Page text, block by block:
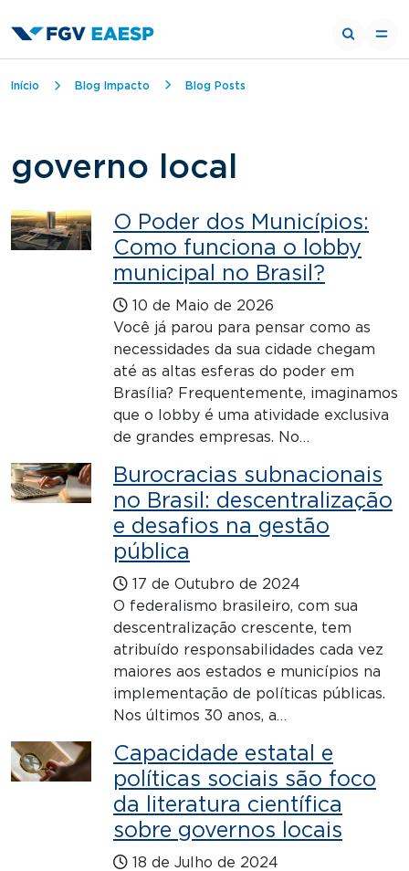
Trilha de navegação
Início Blog Impacto Blog Posts
governo local
O Poder dos Municípios:
Como funciona o lobby
municipal no Brasil?
10 de Maio de 2026
Você já parou para pensar como as
necessidades da sua cidade chegam
até as altas esferas do poder em
Brasília? Frequentemente, imaginamos
que o lobby é uma atividade exclusiva
de grandes empresas. No…
Burocracias subnacionais
no Brasil: descentralização
e desafios na gestão
pública
17 de Outubro de 2024
O federalismo brasileiro, com sua
descentralização crescente, tem
atribuído responsabilidades cada vez
maiores aos estados e municípios na
implementação de políticas públicas.
Nos últimos 30 anos, a…
Capacidade estatal e
políticas sociais são foco
da literatura científica
sobre governos locais
18 de Julho de 2024